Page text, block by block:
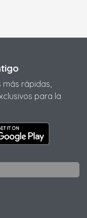
rápidas,
para la